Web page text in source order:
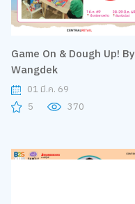
Game On & Dough Up! By
Wangdek
01 มี.ค. 69
5
370